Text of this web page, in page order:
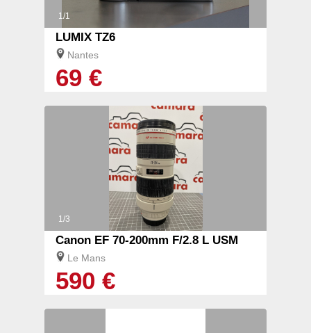
1/1
LUMIX TZ6
Nantes
69 €
1/3
Canon EF 70-200mm F/2.8 L USM
Le Mans
590 €